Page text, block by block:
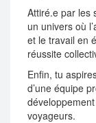
Attiré.e par les
un univers où
et le travail en
réussite
Enfin, tu
d’une équipe
voyageurs.